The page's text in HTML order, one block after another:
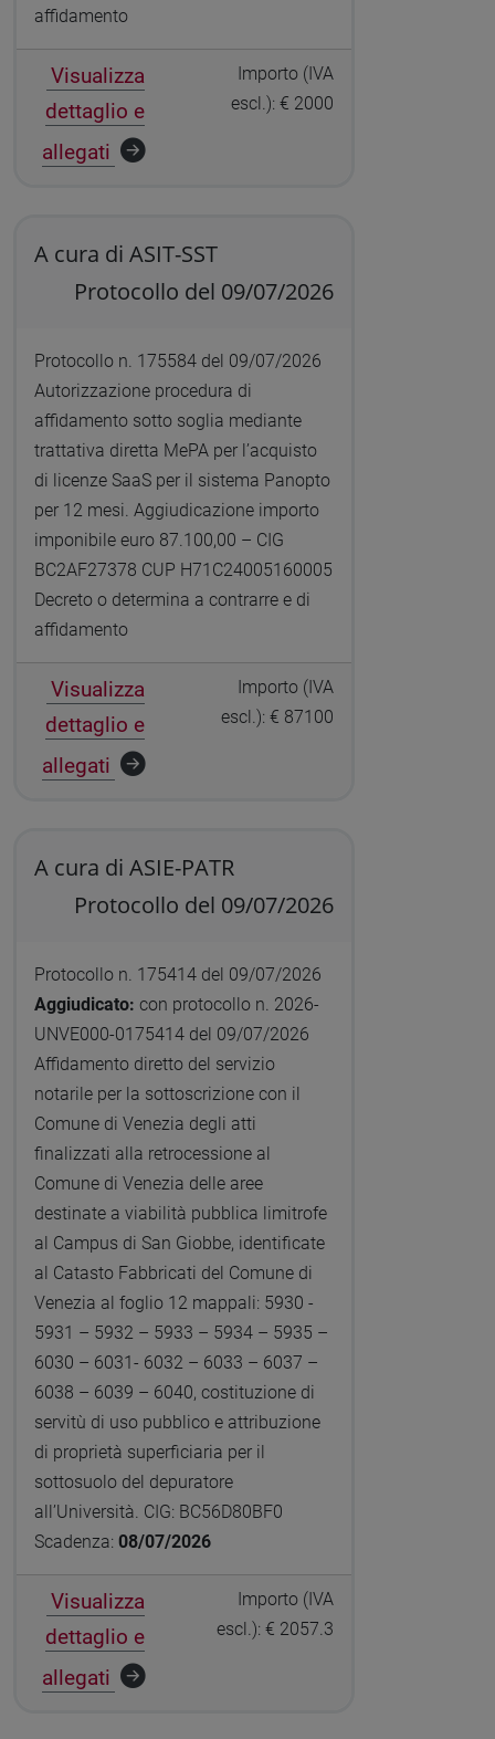
affidamento
Visualizza
dettaglio e
allegati
Importo (IVA
escl.): € 2000
A cura di ASIT-SST
Protocollo del 09/07/2026
Protocollo n. 175584 del 09/07/2026
Autorizzazione procedura di
affidamento sotto soglia mediante
trattativa diretta MePA per l’acquisto
di licenze SaaS per il sistema Panopto
per 12 mesi. Aggiudicazione importo
imponibile euro 87.100,00 – CIG
BC2AF27378 CUP H71C24005160005
Decreto o determina a contrarre e di
affidamento
Visualizza
dettaglio e
allegati
Importo (IVA
escl.): € 87100
A cura di ASIE-PATR
Protocollo del 09/07/2026
Protocollo n. 175414 del 09/07/2026
Aggiudicato: con protocollo n. 2026-
UNVE000-0175414 del 09/07/2026
Affidamento diretto del servizio
notarile per la sottoscrizione con il
Comune di Venezia degli atti
finalizzati alla retrocessione al
Comune di Venezia delle aree
destinate a viabilità pubblica limitrofe
al Campus di San Giobbe, identificate
al Catasto Fabbricati del Comune di
Venezia al foglio 12 mappali: 5930 -
5931 – 5932 – 5933 – 5934 – 5935 –
6030 – 6031- 6032 – 6033 – 6037 –
6038 – 6039 – 6040, costituzione di
servitù di uso pubblico e attribuzione
di proprietà superficiaria per il
sottosuolo del depuratore
all’Università. CIG: BC56D80BF0
Scadenza: 08/07/2026
Visualizza
dettaglio e
allegati
Importo (IVA
escl.): € 2057.3